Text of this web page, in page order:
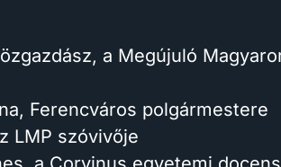
a Megújuló
Ferencváros polgármestere
LMP szóvivője